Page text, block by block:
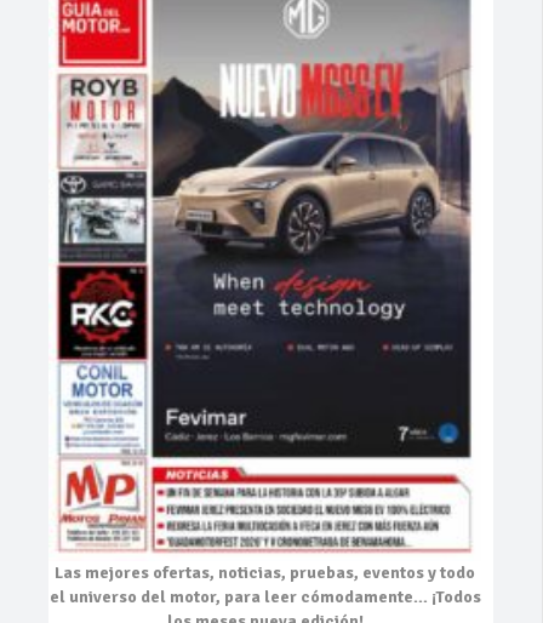
Las mejores ofertas, noticias, pruebas, eventosy todo
el universo del motor, para leer cómodamente… ¡Todos